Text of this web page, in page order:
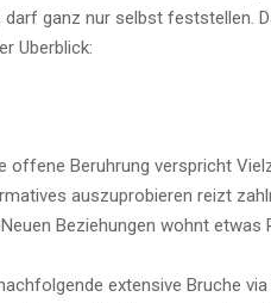
darf ganz nur selbst feststellen.
Uberblick:
offene Beruhrung verspricht
auszuprobieren reizt
Beziehungen wohnt
extensive Bruche